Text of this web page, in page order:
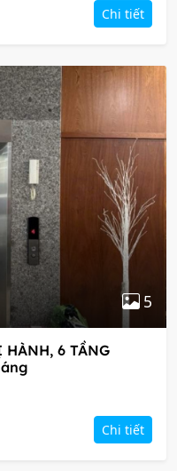
Chi tiết
5
6 TẦNG
Chi tiết